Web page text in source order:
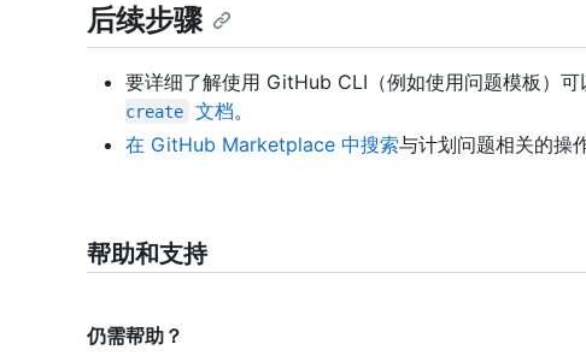
后续步骤
要详细了解使用 GitHub CLI（例如使用问题模板）
create
文档。
在 GitHub Marketplace 中搜索与计划问题相关的操作
帮助和支持
仍需帮助？